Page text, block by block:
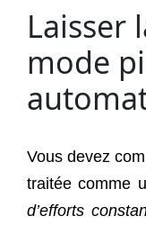
Laisser
mode
Vous devez
traitée comme
d’efforts